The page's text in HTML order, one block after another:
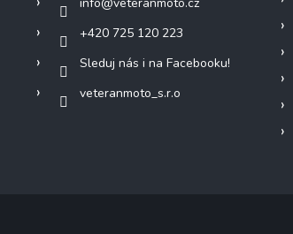
+420 725 120 223
Sleduj nás i na Facebooku!
veteranmoto_s.r.o